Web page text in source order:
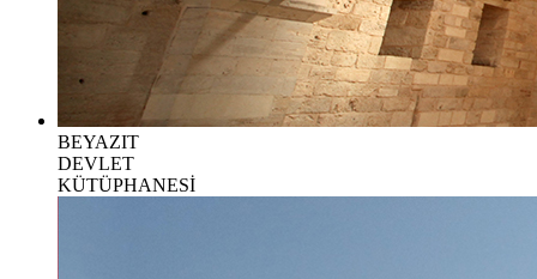
BEYAZIT
DEVLET
KÜTÜPHANESİ